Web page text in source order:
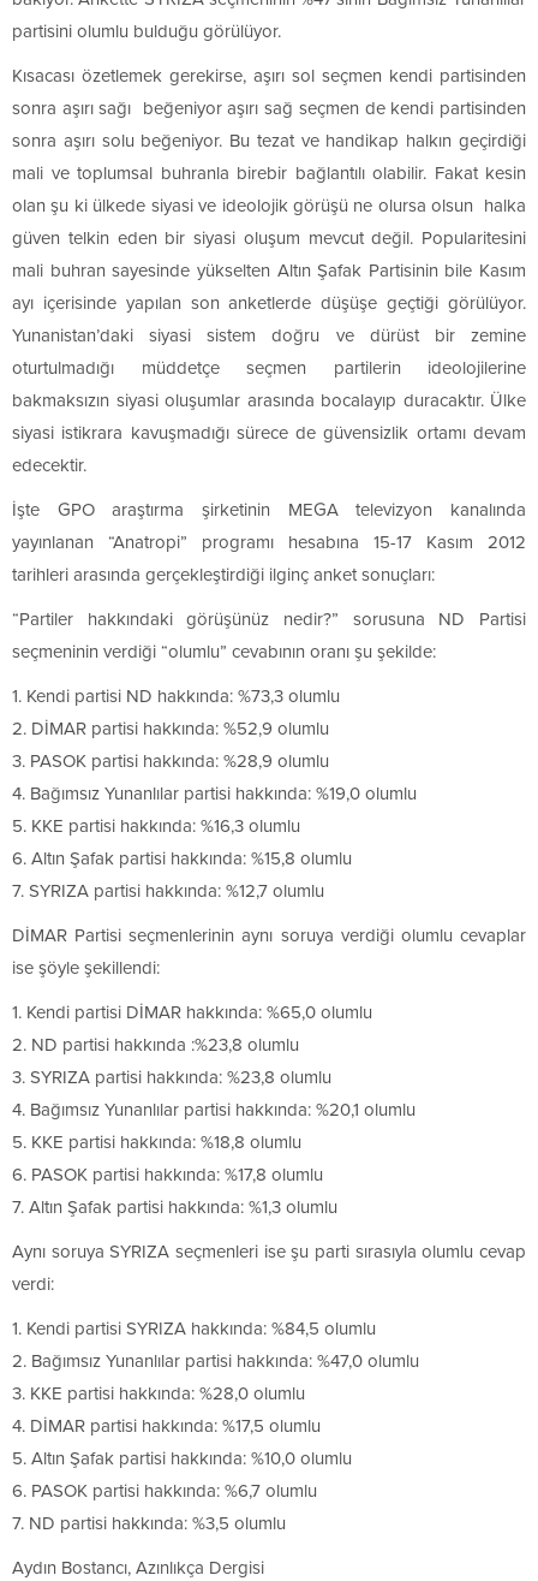
partisini olumlu bulduğu görülüyor.
Kısacası özetlemek gerekirse, aşırı sol seçmen kendi partisinden
sonra aşırı sağı beğeniyor aşırı sağ seçmen de kendi partisinden
sonra aşırı solu beğeniyor. Bu tezat ve handikap halkın geçirdiği
mali ve toplumsal buhranla birebir bağlantılı olabilir. Fakat kesin
olan şu ki ülkede siyasi ve ideolojik görüşü ne olursa olsun halka
güven telkin eden bir siyasi oluşum mevcut değil. Popularitesini
mali buhran sayesinde yükselten Altın Şafak Partisinin bile Kasım
ayı içerisinde yapılan son anketlerde düşüşe geçtiği görülüyor.
Yunanistan’daki siyasi sistem doğru ve dürüst bir zemine
oturtulmadığı müddetçe seçmen partilerin ideolojilerine
bakmaksızın siyasi oluşumlar arasında bocalayıp duracaktır. Ülke
siyasi istikrara kavuşmadığı sürece de güvensizlik ortamı devam
edecektir.
İşte GPO araştırma şirketinin MEGA televizyon kanalında
yayınlanan “Anatropi” programı hesabına 15-17 Kasım 2012
tarihleri arasında gerçekleştirdiği ilginç anket sonuçları:
“Partiler hakkındaki görüşünüz nedir?” sorusuna ND Partisi
seçmeninin verdiği “olumlu” cevabının oranı şu şekilde:
1. Kendi partisi ND hakkında: %73,3 olumlu
2. DİMAR partisi hakkında: %52,9 olumlu
3. PASOK partisi hakkında: %28,9 olumlu
4. Bağımsız Yunanlılar partisi hakkında: %19,0 olumlu
5. KKE partisi hakkında: %16,3 olumlu
6. Altın Şafak partisi hakkında: %15,8 olumlu
7. SYRIZA partisi hakkında: %12,7 olumlu
DİMAR Partisi seçmenlerinin aynı soruya verdiği olumlu cevaplar
ise şöyle şekillendi:
1. Kendi partisi DİMAR hakkında: %65,0 olumlu
2. ND partisi hakkında :%23,8 olumlu
3. SYRIZA partisi hakkında: %23,8 olumlu
4. Bağımsız Yunanlılar partisi hakkında: %20,1 olumlu
5. KKE partisi hakkında: %18,8 olumlu
6. PASOK partisi hakkında: %17,8 olumlu
7. Altın Şafak partisi hakkında: %1,3 olumlu
Aynı soruya SYRIZA seçmenleri ise şu parti sırasıyla olumlu cevap
verdi:
1. Kendi partisi SYRIZA hakkında: %84,5 olumlu
2. Bağımsız Yunanlılar partisi hakkında: %47,0 olumlu
3. KKE partisi hakkında: %28,0 olumlu
4. DİMAR partisi hakkında: %17,5 olumlu
5. Altın Şafak partisi hakkında: %10,0 olumlu
6. PASOK partisi hakkında: %6,7 olumlu
7. ND partisi hakkında: %3,5 olumlu
Aydın Bostancı, Azınlıkça Dergisi